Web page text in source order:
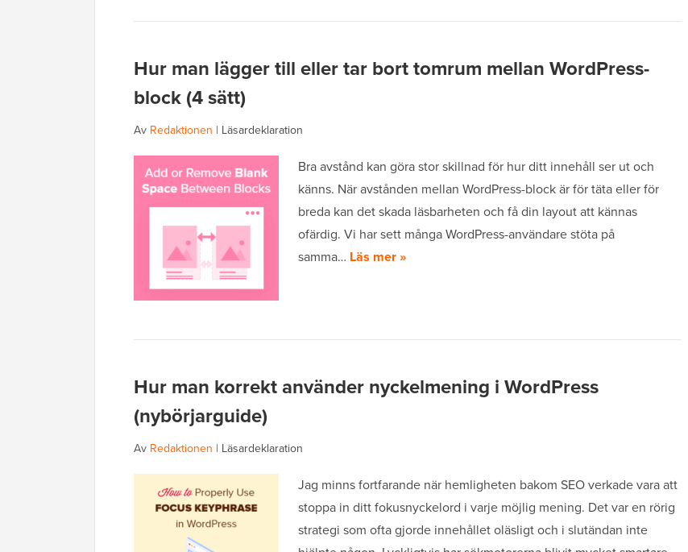
Hur man lägger till eller tar bort tomrum mellan WordPress-
block (4 sätt)
Av Redaktionen | Läsardeklaration
Bra avstånd kan göra stor skillnad för hur ditt innehåll ser ut och
känns. När avstånden mellan WordPress-block är för täta eller för
breda kan det skada läsbarheten och få din layout att kännas
ofärdig. Vi har sett många WordPress-användare stöta på
samma… Läs mer »
Hur man korrekt använder nyckelmening i WordPress
(nybörjarguide)
Av Redaktionen | Läsardeklaration
Jag minns fortfarande när hemligheten bakom SEO verkade vara att
stoppa in ditt fokusnyckelord i varje möjlig mening. Det var en rörig
strategi som ofta gjorde innehållet oläsligt och i slutändan inte